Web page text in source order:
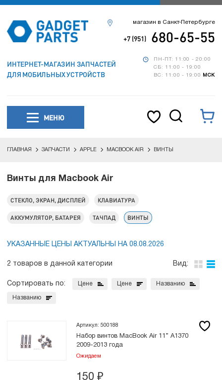
ИНТЕРНЕТ-МАГАЗИН ЗАПЧАСТЕЙ
ДЛЯ МОБИЛЬНЫХ УСТРОЙСТВ
ПН-ПТ: 11:00 - 20:00
СБ: 11:00 - 19:00
ВС: 11:00 - 19:00
МСК
магазин в Санкт-Петербурге
+7 (951) 680-65-55
МЕНЮ
ГЛАВНАЯ ЗАПЧАСТИ APPLE MACBOOK AIR ВИНТЫ
Винты для Macbook Air
СТЕКЛО, ЭКРАН, ДИСПЛЕЙ КЛАВИАТУРА
АККУМУЛЯТОР, БАТАРЕЯ ТАЧПАД ВИНТЫ
УКАЗАННЫЕ ЦЕНЫ АКТУАЛЬНЫ НА 08.08.2026
2 товаров в данной категории Вид:
Сортировать по: Цене Цене Названию
Названию
Артикул: 500188
Набор винтов MacBook Air 11” A1370
2009-2013 года
Ожидаем
150 ₽